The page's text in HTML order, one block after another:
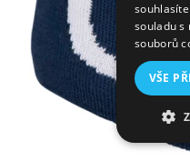
souladu s
souborů
VŠE